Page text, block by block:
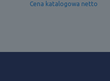
Cena katalogowa netto